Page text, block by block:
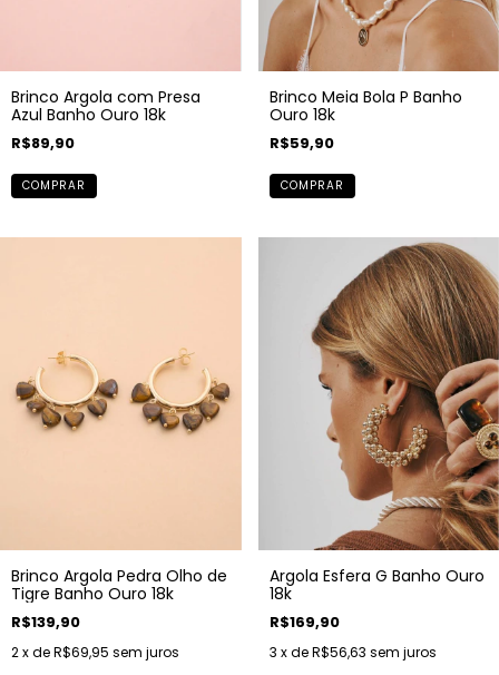
Brinco Argola com Presa
Azul Banho Ouro 18k
R$89,90
COMPRAR
Brinco Meia Bola P Banho
Ouro 18k
R$59,90
COMPRAR
Brinco Argola Pedra Olho de
Tigre Banho Ouro 18k
R$139,90
2x deR$69,95 sem juros
Argola Esfera G Banho Ouro
18k
R$169,90
3 x deR$56,63 sem juros